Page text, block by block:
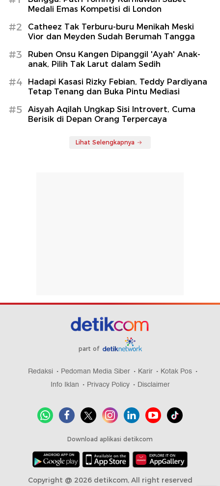
Medali Emas Kompetisi di London
#2
Catheez Tak Terburu-buru Menikah Meski
Vior dan Meyden Sudah Berumah Tangga
#3
Ruben Onsu Kangen Dipanggil 'Ayah' Anak-
anak, Pilih Tak Larut dalam Sedih
#4
Hadapi Kasasi Rizky Febian, Teddy Pardiyana
Tetap Tenang dan Buka Pintu Mediasi
#5
Aisyah Aqilah Ungkap Sisi Introvert, Cuma
Berisik di Depan Orang Terpercaya
Lihat Selengkapnya
part of
Redaksi Pedoman Media Siber Karir
Kotak Pos
Info Iklan
Privacy Policy Disclaimer
Download aplikasi detikcom
Copyright @ 2026 detikcom, All right reserved